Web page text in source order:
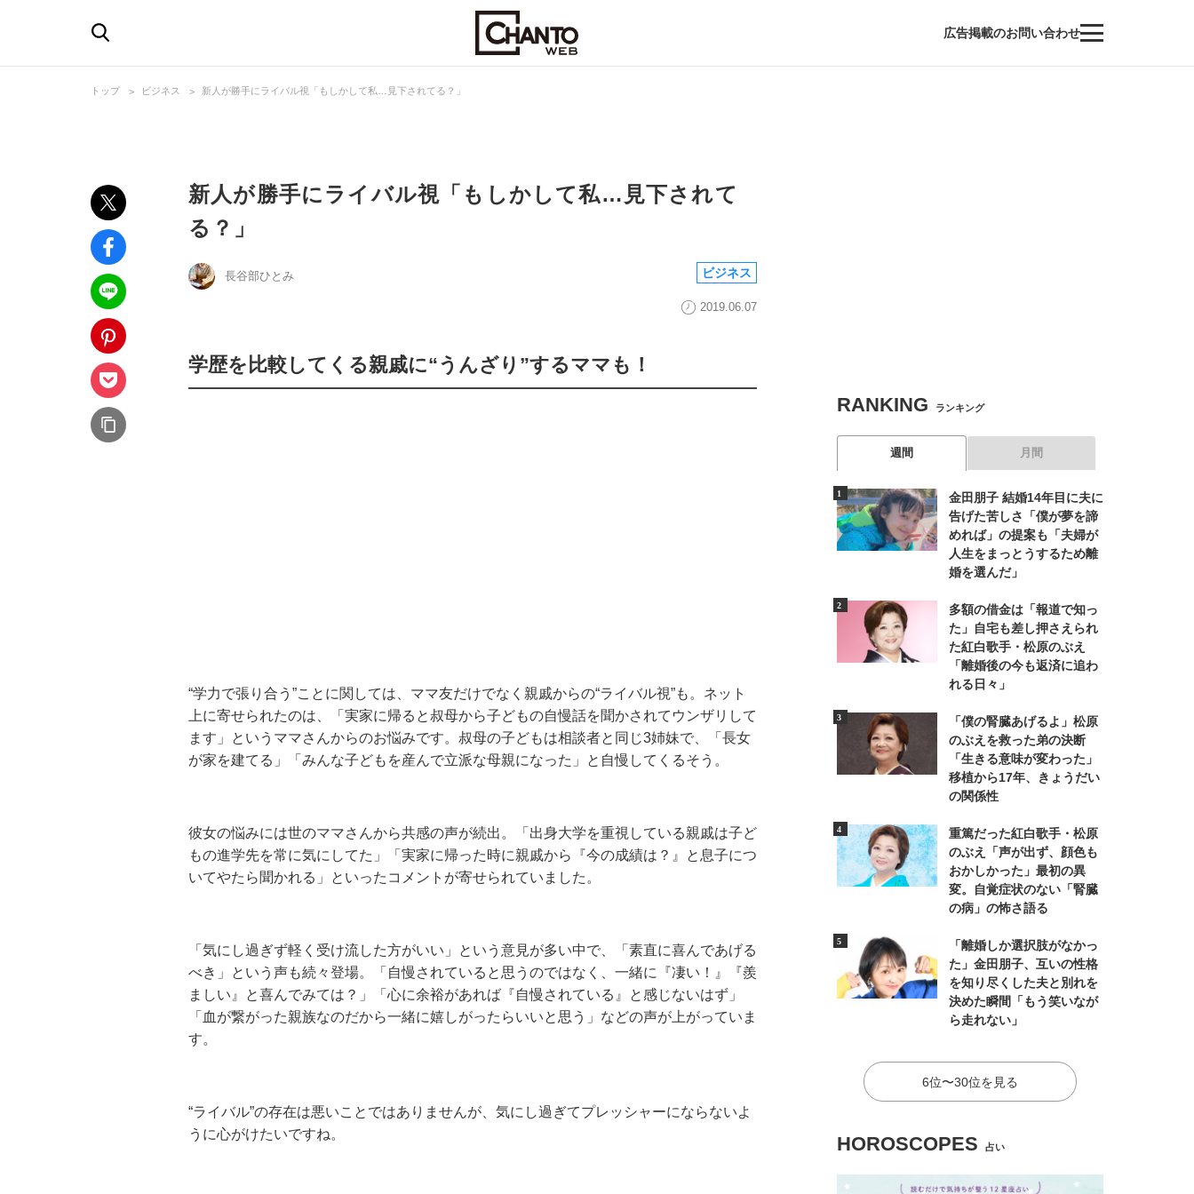
広告掲載のお問い合わせ
トップ ビジネス 新人が勝手にライバル視「もしかして私…見下されてる？」
新人が勝手にライバル視「もしかして私…見下されて
る？」
長谷部ひとみ ビジネス
2019.06.07
学歴を比較してくる親戚に“うんざり”するママも！
“学力で張り合う”ことに関しては、ママ友だけでなく親戚からの“ライバル視”も。ネット
上に寄せられたのは、「実家に帰ると叔母から子どもの自慢話を聞かされてウンザリして
ます」というママさんからのお悩みです。叔母の子どもは相談者と同じ3姉妹で、「長女
が家を建てる」「みんな子どもを産んで立派な母親になった」と自慢してくるそう。
彼女の悩みには世のママさんから共感の声が続出。「出身大学を重視している親戚は子ど
もの進学先を常に気にしてた」「実家に帰った時に親戚から『今の成績は？』と息子につ
いてやたら聞かれる」といったコメントが寄せられていました。
「気にし過ぎず軽く受け流した方がいい」という意見が多い中で、「素直に喜んであげる
べき」という声も続々登場。「自慢されていると思うのではなく、一緒に『凄い！』『羨
ましい』と喜んでみては？」「心に余裕があれば『自慢されている』と感じないはず」
「血が繋がった親族なのだから一緒に嬉しがったらいいと思う」などの声が上がっていま
す。
“ライバル”の存在は悪いことではありませんが、気にし過ぎてプレッシャーにならないよ
うに心がけたいですね。
RANKING ランキング
週間 月間
金田朋子 結婚14年目に夫に
告げた苦しさ「僕が夢を諦
めれば」の提案も「夫婦が
人生をまっとうするため離
婚を選んだ」
多額の借金は「報道で知っ
た」自宅も差し押さえられ
た紅白歌手・松原のぶえ
「離婚後の今も返済に追わ
れる日々」
「僕の腎臓あげるよ」松原
のぶえを救った弟の決断
「生きる意味が変わった」
移植から17年、きょうだい
の関係性
重篤だった紅白歌手・松原
のぶえ「声が出ず、顔色も
おかしかった」最初の異
変。自覚症状のない「腎臓
の病」の怖さ語る
「離婚しか選択肢がなかっ
た」金田朋子、互いの性格
を知り尽くした夫と別れを
決めた瞬間「もう笑いなが
ら走れない」
6位〜30位を見る
HOROSCOPES 占い